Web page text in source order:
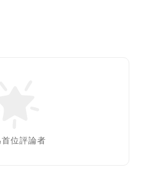
首位評論者